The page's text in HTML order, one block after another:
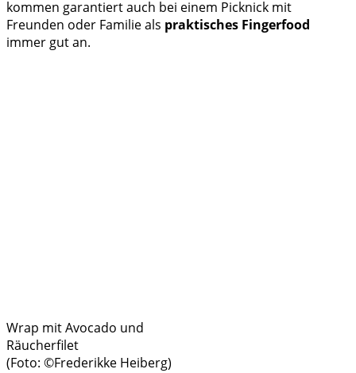
kommen garantiert auch bei einem Picknick mit
Freunden oder Familie als praktisches Fingerfood
immer gut an.
Wrap mit Avocado und
Räucherfilet
(Foto: ©Frederikke Heiberg)